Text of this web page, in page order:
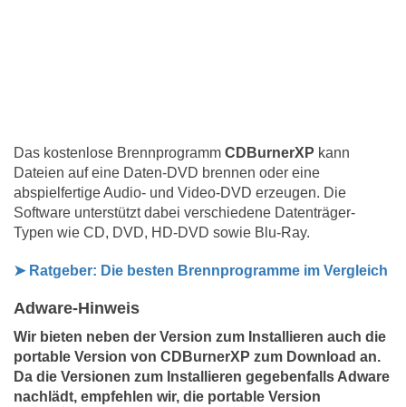
Das kostenlose Brennprogramm CDBurnerXP kann
Dateien auf eine Daten-DVD brennen oder eine
abspielfertige Audio- und Video-DVD erzeugen. Die
Software unterstützt dabei verschiedene Datenträger-
Typen wie CD, DVD, HD-DVD sowie Blu-Ray.
➤ Ratgeber: Die besten Brennprogramme im Vergleich
Adware-Hinweis
Wir bieten neben der Version zum Installieren auch die
portable Version von CDBurnerXP zum Download an.
Da d ie Versionen zum Installieren gegebenfalls Adware
nachlädt, empfehlen wir, die portable Version